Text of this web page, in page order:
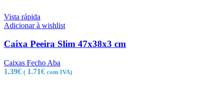
Vista rápida
Adicionar à wishlist
Caixa Peeira Slim 47x38x3 cm
Caixas Fecho Aba
1.39€ ( 1.71€ com IVA)